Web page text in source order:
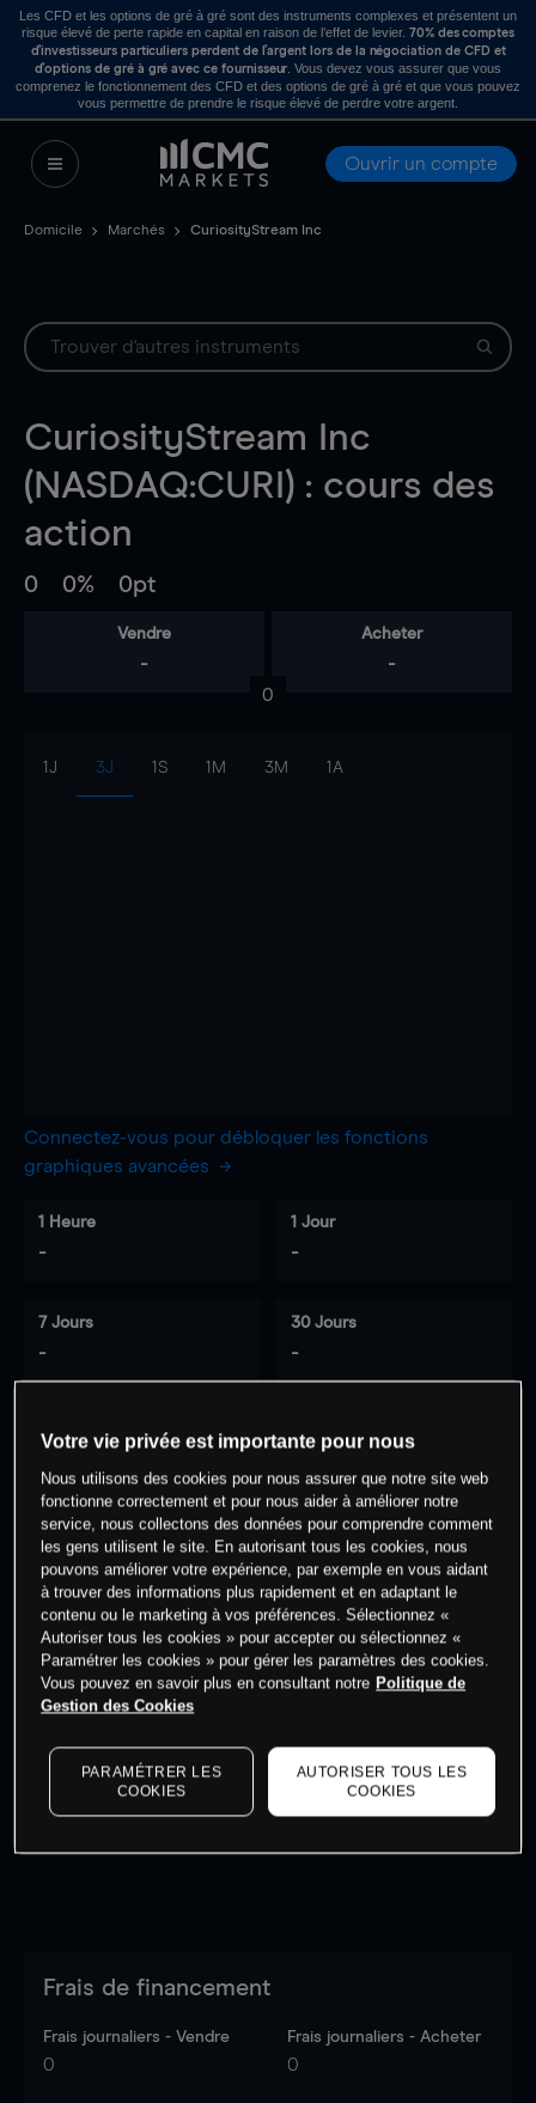
Les CFD et les options de gré à gré sont des instruments complexes et présentent un
risque élevé de perte rapide en capital en raison de l’effet de levier. 70% des comptes
d’investisseurs particuliers perdent de l’argent lors de la négociation de CFD et
d’options de gré à gré avec ce fournisseur . Vous devez vous assurer que vous
comprenez le fonctionnement des CFD et des options de gré à gré et que vous pouvez
vous permettre de prendre le risque élevé de perdre votre argent.
Ouvrir un compte
Domicile Marchés CuriosityStream Inc
CuriosityStream Inc
(NASDAQ:CURI) : cours des
action
0 0% 0pt
Vendre
-
Acheter
-
0
1J 3J 1S 1M 3M 1A
Connectez-vous pour débloquer les fonctions
graphiques avancées
1 Heure
-
1 Jour
-
7 Jours
-
30 Jours
-
0 % des clients ont une position à
cet actif
Commencez à trader
dernières données du marché.Log into see latest
market data
Frais de financement
Frais journaliers - Vendre
0
Frais journaliers - Acheter
0
Votre vie privée est importante pour nous
Nous utilisons des cookies pour nous assurer que notre site web
fonctionne correctement et pour nous aider à améliorer notre
service, nous collectons des données pour comprendre comment
les gens utilisent le site. En autorisant tous les cookies, nous
pouvons améliorer votre expérience, par exemple en vous aidant
à trouver des informations plus rapidement et en adaptant le
contenu ou le marketing à vos préférences. Sélectionnez «
Autoriser tous les cookies » pour accepter ou sélectionnez «
Paramétrer les cookies » pour gérer les paramètres des cookies.
Vous pouvez en savoir plus en consultant notre Politique de
Gestion des Cookies
PARAMÉTRER LES
COOKIES
AUTORISER TOUS LES
COOKIES